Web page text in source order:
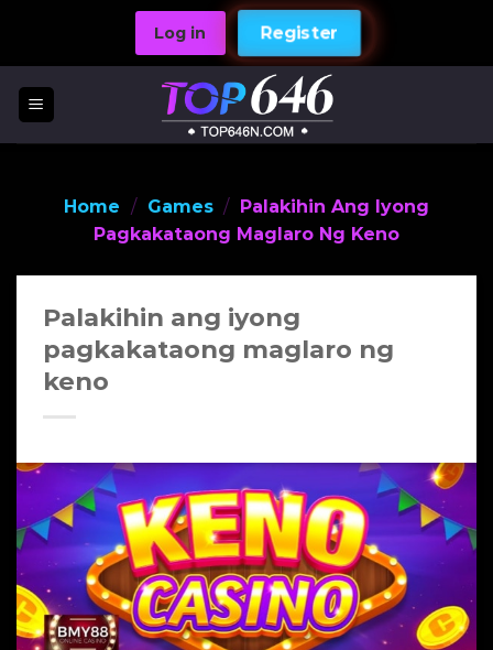
content
Log in Register
Home / Games / Palakihin Ang Iyong
Pagkakataong Maglaro Ng Keno
Palakihin ang iyong
pagkakataong maglaro ng
keno